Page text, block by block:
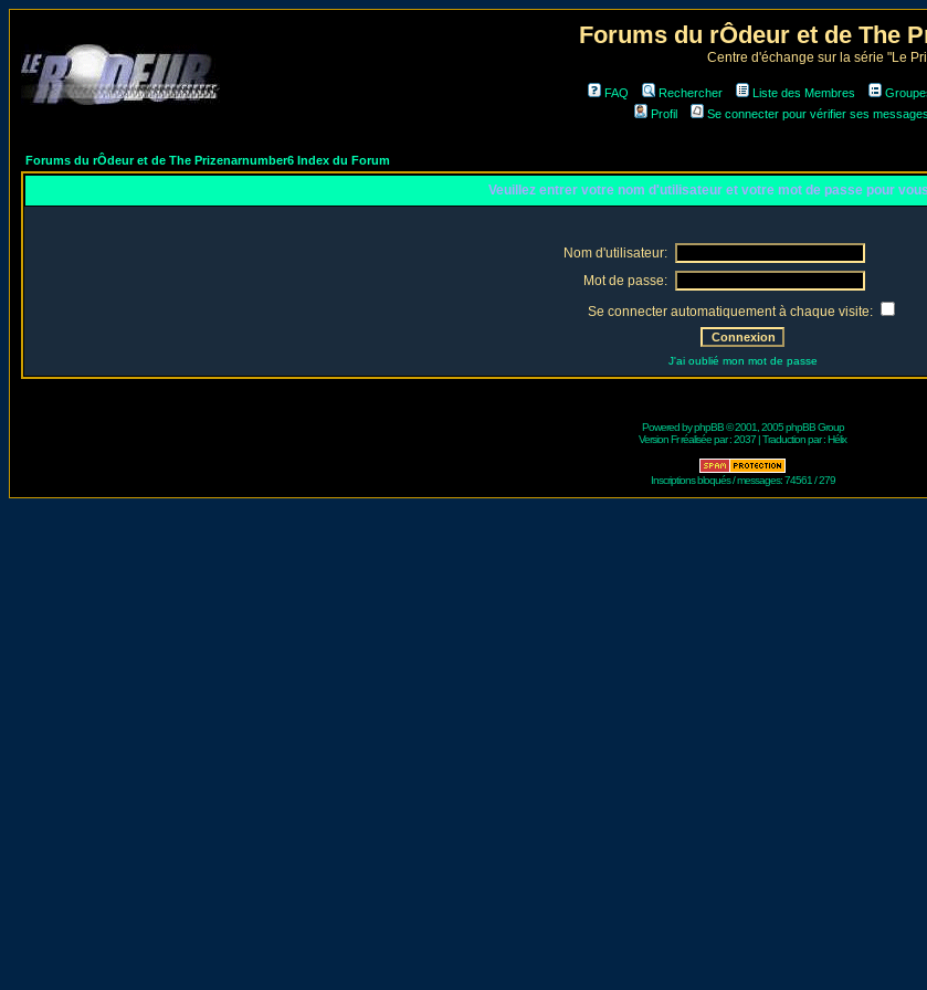
Forums du rÔdeur et de The
Centre d'échange sur la série "Le
FAQ Rechercher Liste des Membres
Profil
Se connecter pour vérifier ses
Forums du rÔdeur et de The Prizenarnumber6 Index du Forum
Veuillez entrer votre nom d'utilisateur et votre mot de passe pour
Nom d'utilisateur:
Mot de passe:
Se connecter automatiquement à chaque visite:
J'ai oublié mon mot de passe
Powered byphpBB© 2001, 2005 phpBB Group
Version Fr réalisée par :2037 | Traduction par :Hélix
Inscriptions bloqués / messages: 74561 / 279